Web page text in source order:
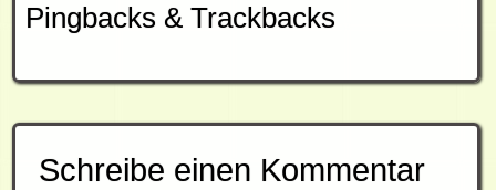
Pingbacks & Trackbacks
Schreibe einen Kommentar